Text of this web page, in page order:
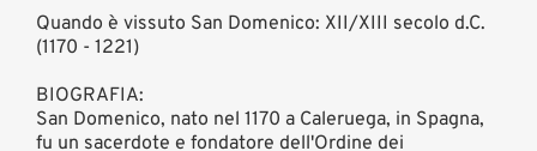
Quando è vissuto San Domenico: XII/XIII secolo d.C.
(1170 - 1221)
BIOGRAFIA:
San Domenico, nato nel 1170 a Caleruega, in Spagna,
fu un sacerdote e fondatore dell'Ordine dei